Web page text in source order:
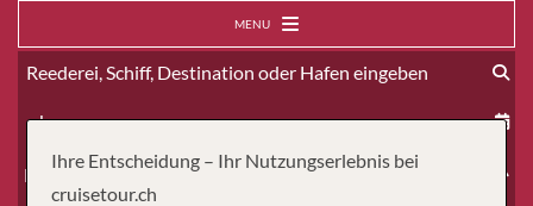
MENU
ab
Erwachsene
Ihre Entscheidung – Ihr Nutzungserlebnis bei
cruisetour.ch